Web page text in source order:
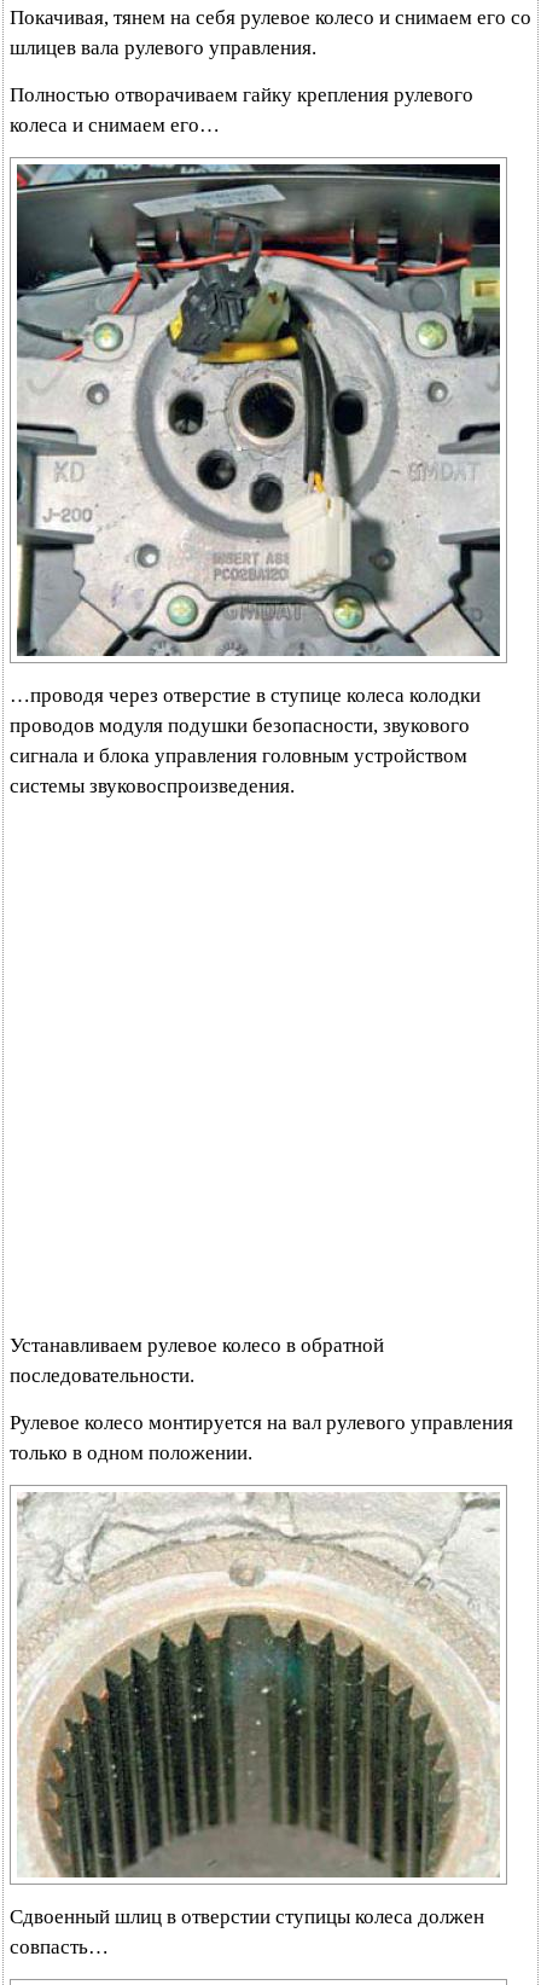
Покачивая, тянем на себя рулевое колесо и снимаем его со
шлицев вала рулевого управления.
Полностью отворачиваем гайку крепления рулевого
колеса и снимаем его…
…проводя через отверстие в ступице колеса колодки
проводов модуля подушки безопасности, звукового
сигнала и блока управления головным устройством
системы звуковоспроизведения.
Устанавливаем рулевое колесо в обратной
последовательности.
Рулевое колесо монтируется на вал рулевого управления
только в одном положении.
Сдвоенный шлиц в отверстии ступицы колеса должен
совпасть…